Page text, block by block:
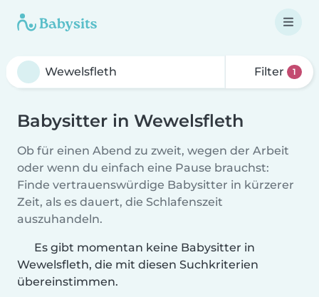
Filter 1
Babysitter in Wewelsfleth
Ob für einen Abend zu zweit, wegen der Arbeit
oder wenn du einfach eine Pause brauchst:
Finde vertrauenswürdige Babysitter in kürzerer
Zeit, als es dauert, die Schlafenszeit
auszuhandeln.
Es gibt momentan keine Babysitter in
Wewelsfleth, die mit diesen Suchkriterien
übereinstimmen.